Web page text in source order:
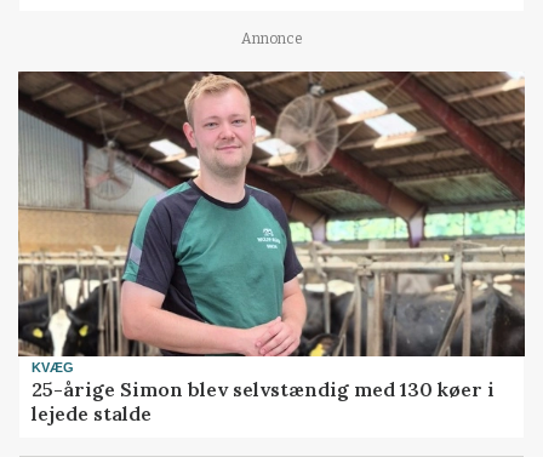
Annonce
KVÆG
25-årige Simon blev selvstændig med 130 køer i
lejede stalde